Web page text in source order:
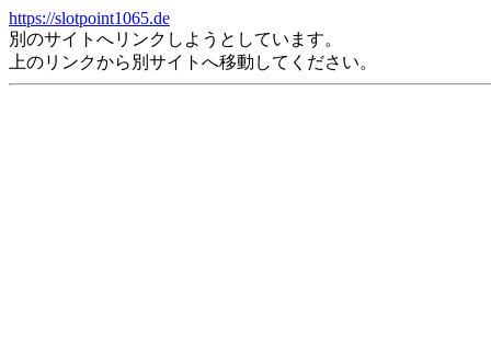
https://slotpoint1065.de
別のサイトへリンクしようとしています。
上のリンクから別サイトへ移動してください。